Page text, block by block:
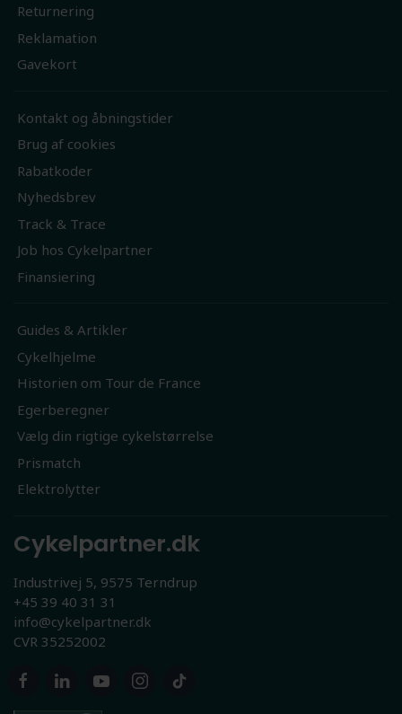
Returnering
Reklamation
Gavekort
Kontakt og åbningstider
Brug af cookies
Rabatkoder
Nyhedsbrev
Track & Trace
Job hos Cykelpartner
Finansiering
Guides & Artikler
Cykelhjelme
Historien om Tour de France
Egerberegner
Vælg din rigtige cykelstørrelse
Prismatch
Elektrolytter
Cykelpartner.dk
Industrivej 5, 9575 Terndrup
+45 39 40 31 31
info@cykelpartner.dk
CVR 35252002